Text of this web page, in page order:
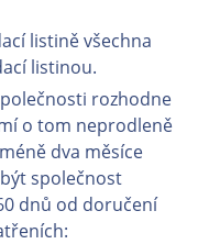
listině všechna
listinou.
rozhodne
o tom neprodleně
dva měsíce
společnost
dnů od doručení